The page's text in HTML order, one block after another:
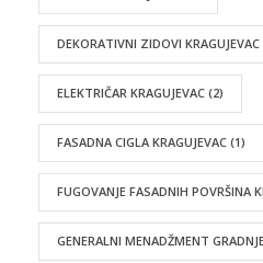
DEKORATIVNI ZIDOVI KRAGUJEVAC
ELEKTRIČAR KRAGUJEVAC (2)
FASADNA CIGLA KRAGUJEVAC (1)
FUGOVANJE FASADNIH POVRŠINA
GENERALNI MENADŽMENT